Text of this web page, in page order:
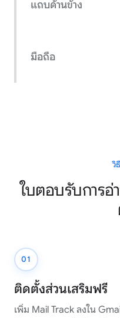
แถบด้านข้าง
มือถือ
วิ
ใบตอบรับการอ่
01
ติดตั้งส่วนเสริมฟรี
เพิ่ม Mail Track ลงใน